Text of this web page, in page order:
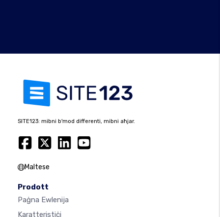
SITE123: mibni b'mod differenti, mibni aħjar.
Maltese
Prodott
Paġna Ewlenija
Karatteristiċi